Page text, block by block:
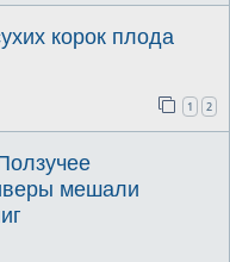
корок плода
1 2
мешали